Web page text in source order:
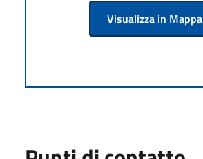
Visualizza in Mappa